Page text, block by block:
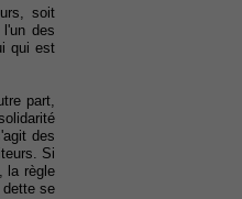
soit
des
qui est
part,
des
Si
la règle
se